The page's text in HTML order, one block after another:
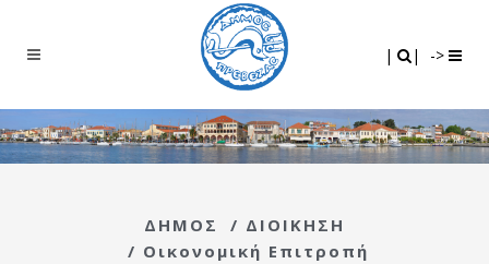
| | ->
ΔΗΜΟΣ / ΔΙΟΙΚΗΣΗ
/ Οικονομική Επιτροπή